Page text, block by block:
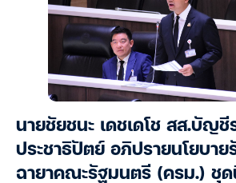
นายชัยชนะ เดชเดโช สส.บัญ
ประชาธิปัตย์ อภิปรายนโยบาย
ฉายาคณะรัฐมนตรี (ครม.) ชุด